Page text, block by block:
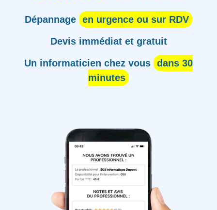
Dépannage en urgence ou sur RDV
Devis immédiat et gratuit
Un informaticien chez vous dans 30
minutes